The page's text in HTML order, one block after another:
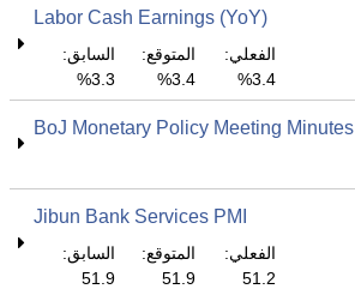
Labor Cash Earnings (YoY)
الفعلي:
3.4%
المتوقع:
3.4%
السابق:
3.3%
BoJ Monetary Policy Meeting Minutes
Jibun Bank Services PMI
الفعلي:
51.2
المتوقع:
51.9
السابق:
51.9